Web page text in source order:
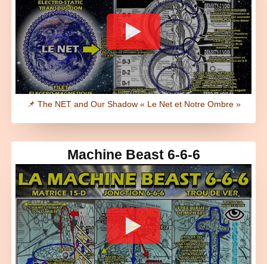
📌 The NET and Our Shadow « Le Net et Notre Ombre »
Machine Beast 6-6-6